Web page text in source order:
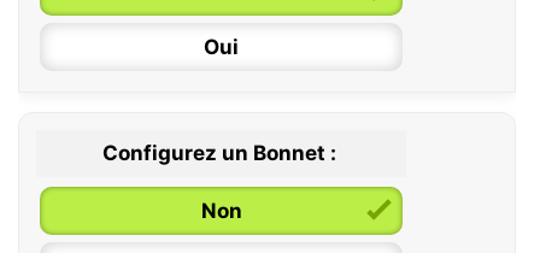
Oui
Configurez un Bonnet :
Non